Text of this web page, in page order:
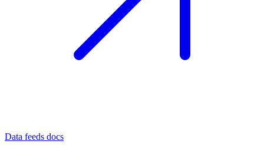
Data feeds docs